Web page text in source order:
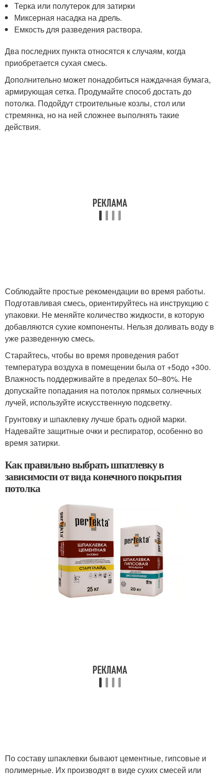
Терка или полутерок для затирки
Миксерная насадка на дрель.
Емкость для разведения раствора.
Два последних пункта относятся к случаям, когда
приобретается сухая смесь.
Дополнительно может понадобиться наждачная бумага,
армирующая сетка. Продумайте способ достать до
потолка. Подойдут строительные козлы, стол или
стремянка, но на ней сложнее выполнять такие
действия.
Соблюдайте простые рекомендации во время работы.
Подготавливая смесь, ориентируйтесь на инструкцию с
упаковки. Не меняйте количество жидкости, в которую
добавляются сухие компоненты. Нельзя доливать воду в
уже разведенную смесь.
Старайтесь, чтобы во время проведения работ
температура воздуха в помещении была от +5одо +30о.
Влажность поддерживайте в пределах 50–80%. Не
допускайте попадания на потолок прямых солнечных
лучей, используйте искусственную подсветку.
Грунтовку и шпаклевку лучше брать одной марки.
Надевайте защитные очки и респиратор, особенно во
время затирки.
Как правильно выбрать шпатлевку в
зависимости от вида конечного покрытия
потолка
По составу шпаклевки бывают цементные, гипсовые и
полимерные. Их производят в виде сухих смесей или